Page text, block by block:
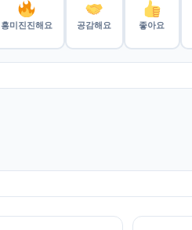
흥미진진해요 공감해요 좋아요